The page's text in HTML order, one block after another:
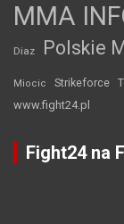
MMA
Diaz Polskie
Miocic Strikeforce
www.fight24.pl
Fight24 na